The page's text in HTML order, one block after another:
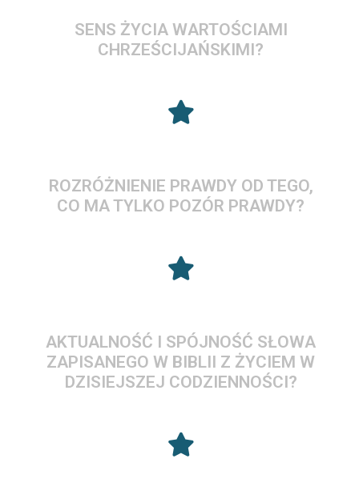
SENS ŻYCIA WARTOŚCIAMI
CHRZEŚCIJAŃSKIMI?
ROZRÓŻNIENIE PRAWDY OD TEGO,
CO MA TYLKO POZÓR PRAWDY?
AKTUALNOŚĆ I SPÓJNOŚĆ SŁOWA
ZAPISANEGO W BIBLII Z ŻYCIEM W
DZISIEJSZEJ CODZIENNOŚCI?